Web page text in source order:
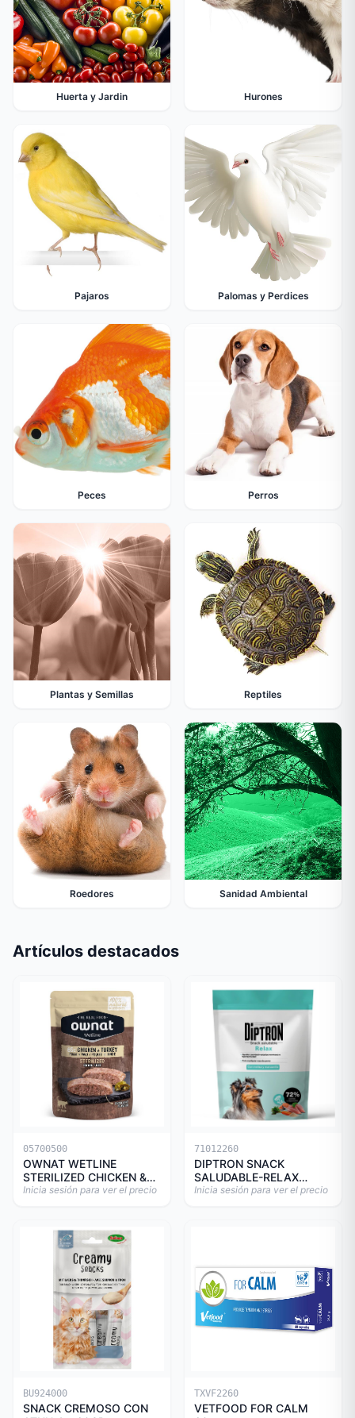
Huerta y Jardin Hurones
Pajaros Palomas y Perdices
Peces Perros
Plantas y Semillas Reptiles
Roedores Sanidad Ambiental
Artículos destacados
05700500
OWNAT WETLINE
STERILIZED CHICKEN &
TURKEY CAT 85gr
Inicia sesión para ver el precio
71012260
DIPTRON SNACK
SALUDABLE-RELAX
150GR
Inicia sesión para ver el precio
BU924000
SNACK CREMOSO CON
TXVF2260
VETFOOD FOR CALM